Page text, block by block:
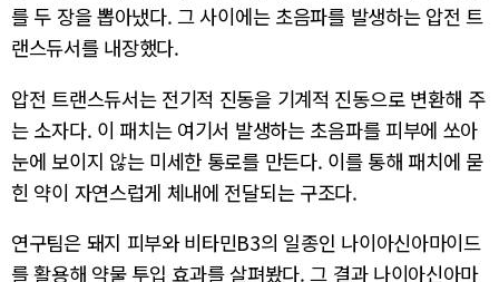
를 두 장을 뽑아냈다. 그 사이에는 초음파를 발생하는 압전 트
랜스듀서를 내장했다.
압전 트랜스듀서는 전기적 진동을 기계적 진동으로 변환해 주
는 소자다. 이 패치는 여기서 발생하는 초음파를 피부에 쏘아
눈에 보이지 않는 미세한 통로를 만든다. 이를 통해 패치에 묻
힌 약이 자연스럽게 체내에 전달되는 구조다.
연구팀은 돼지 피부와 비타민B3의 일종인 나이아신아마이드
를 활용해 약물 투입 효과를 살펴봤다. 그 결과 나이아신아마